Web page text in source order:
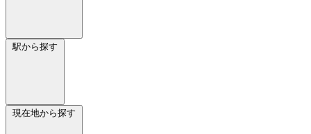
駅から探す
現在地から探す